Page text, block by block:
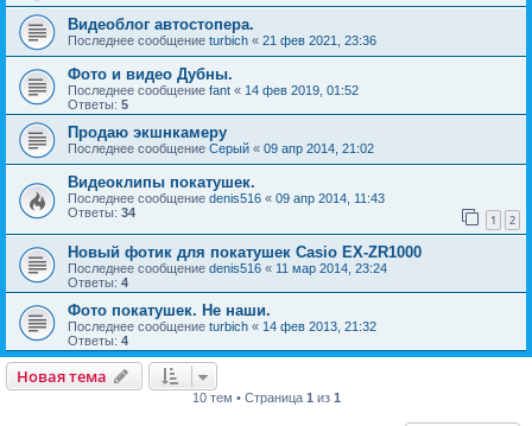
Видеоблог автостопера.
Последнее сообщение turbich « 21 фев 2021, 23:36
Фото и видео Дубны.
Последнее сообщение fant « 14 фев 2019, 01:52
Ответы: 5
Продаю экшнкамеру
Последнее сообщение Серый « 09 апр 2014, 21:02
Видеоклипы покатушек.
Последнее сообщение denis516 « 09 апр 2014, 11:43
Ответы: 34 1 2
Новый фотик для покатушек Casio EX-ZR1000
Последнее сообщение denis516 « 11 мар 2014, 23:24
Ответы: 4
Фото покатушек. Не наши.
Последнее сообщение turbich « 14 фев 2013, 21:32
Ответы: 4
Новая тема
10 тем • Страница 1 из 1